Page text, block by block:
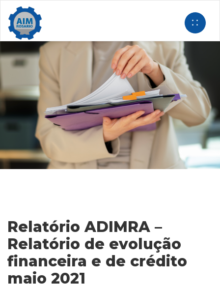
Relatório ADIMRA –
Relatório de evolução
financeira e de crédito
maio 2021